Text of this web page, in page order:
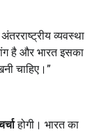
व्यवस्था
है और भारत इसका
चाहिए।”
होगी। भारत का